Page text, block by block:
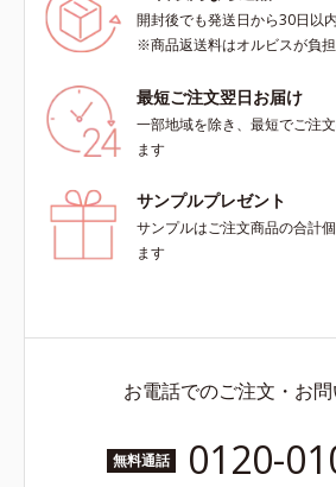
開封後でも発送日から30日以
※商品返送料はオルビスが負
最短ご注文翌日お届け
一部地域を除き、最短でご注
ます
サンプルプレゼント
サンプルはご注文商品の合計
ます
お電話でのご注文・お
無料通話 0120-